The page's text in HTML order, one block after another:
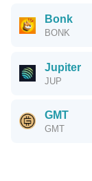
Bonk
BONK
Jupiter
JUP
GMT
GMT